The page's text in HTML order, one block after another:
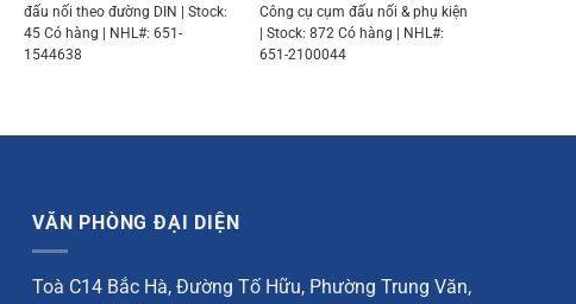
đấu nối theo đường DIN | Stock:
45 Có hàng | NHL#: 651-
1544638
Công cụ cụm đấu nối & phụ kiện
| Stock: 872 Có hàng | NHL#:
651-2100044
VĂN PHÒNG ĐẠI DIỆN
Toà C14 Bắc Hà, Đường Tố Hữu, Phường Trung Văn,